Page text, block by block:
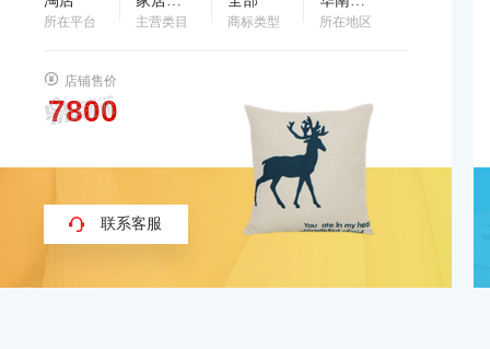
所在平台 主营类目 商标类型 所在地区
店铺售价
联系客服